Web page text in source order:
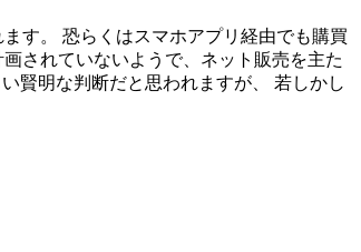
す。 恐らくはスマホアプリ経由でも購買
されていないようで、ネット販売を主た
賢明な判断だと思われますが、 若しかし